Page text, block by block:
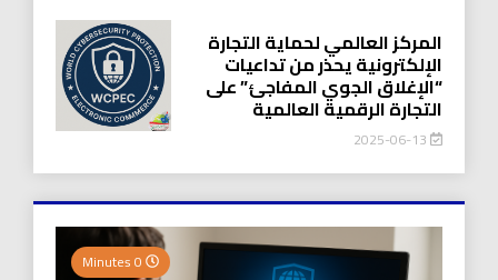
المركز العالمي لحماية التجارة
الإلكترونية يحذر من تداعيات
“الإغلاق الجوي المفاجئ” على
التجارة الرقمية العالمية
2025-06-13